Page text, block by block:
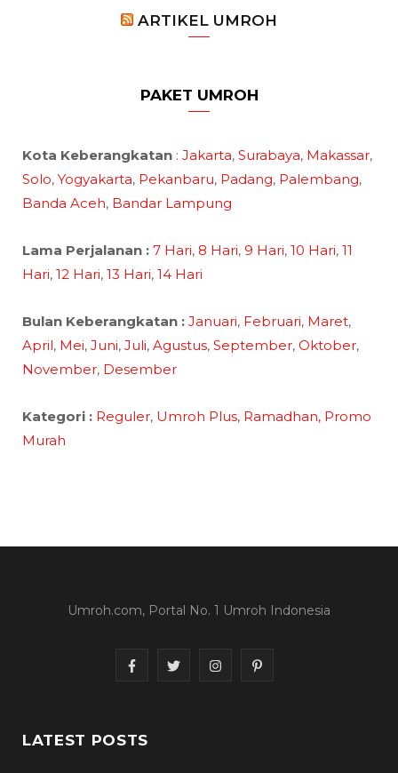
ARTIKEL UMROH
PAKET UMROH
Kota Keberangkatan : Jakarta, Surabaya, Makassar,
Solo, Yogyakarta, Pekanbaru, Padang, Palembang,
Banda Aceh, Bandar Lampung
Lama Perjalanan : 7 Hari, 8 Hari, 9 Hari, 10 Hari, 11
Hari, 12 Hari, 13 Hari, 14 Hari
Bulan Keberangkatan : Januari, Februari, Maret,
April, Mei, Juni, Juli, Agustus, September, Oktober,
November, Desember
Kategori : Reguler, Umroh Plus, Ramadhan, Promo
Murah
Umroh.com, Portal No. 1 Umroh Indonesia
F
c
T
I
P
LATEST POSTS